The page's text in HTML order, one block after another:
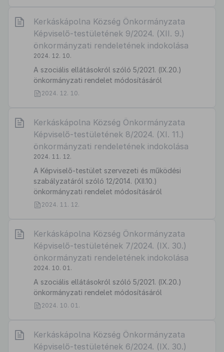
Kerkáskápolna Község Önkormányzata
Képviselő-testületének 9/2024. (XII. 9.)
önkormányzati rendeletének indokolása
2024. 12. 10.
A szociális ellátásokról szóló 5/2021. (IX.20.)
önkormányzati rendelet módosításáról
2024. 12. 10.
Kerkáskápolna Község Önkormányzata
Képviselő-testületének 8/2024. (XI. 11.)
önkormányzati rendeletének indokolása
2024. 11. 12.
A Képviselő-testület szervezeti és működési
szabályzatáról szóló 12/2014. (XII.10.)
önkormányzati rendelet módosításáról
2024. 11. 12.
Kerkáskápolna Község Önkormányzata
Képviselő-testületének 7/2024. (IX. 30.)
önkormányzati rendeletének indokolása
2024. 10. 01.
A szociális ellátásokról szóló 5/2021. (IX.20.)
önkormányzati rendelet módosításáról
2024. 10. 01.
Kerkáskápolna Község Önkormányzata
Képviselő-testületének 6/2024. (IX. 30.)